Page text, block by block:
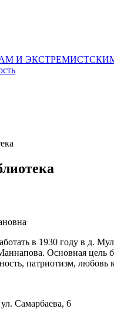
И
в 1930 году в
Основная цель
патриотизм, любовь
Самарбаева, 6